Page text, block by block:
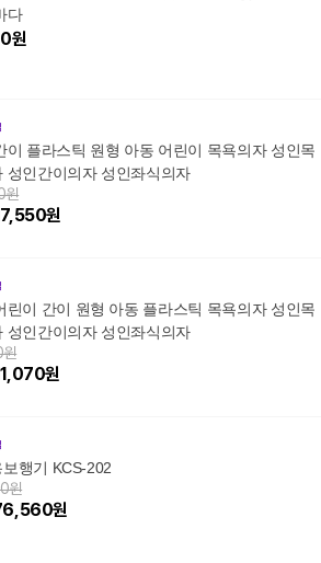
다
원
이 플라스틱 원형 아동 어린이 목욕의자 성인목
성인간이의자 성인좌식의자
원
원
린이 간이 원형 아동 플라스틱 목욕의자 성인목
성인간이의자 성인좌식의자
원
성인용보행기 KCS-202
원
원